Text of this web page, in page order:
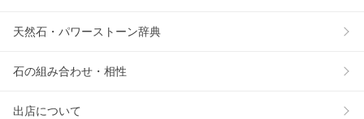
天然石・パワーストーン辞典
石の組み合わせ・相性
出店について